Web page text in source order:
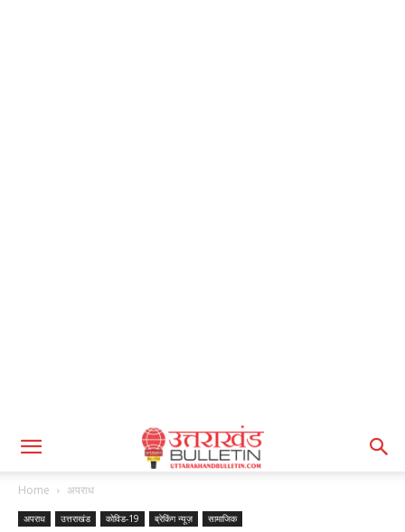
Home अपराध
अपराध उत्तराखंड कोविड-19 ब्रेकिंग न्यूज़ सामाजिक